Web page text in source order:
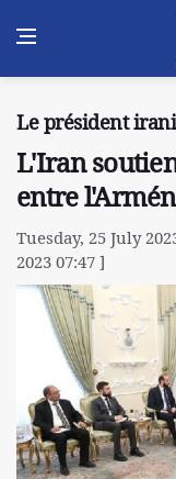
Le président
L'Iran
entre
Tuesday, 25 July
2023 07:47 ]